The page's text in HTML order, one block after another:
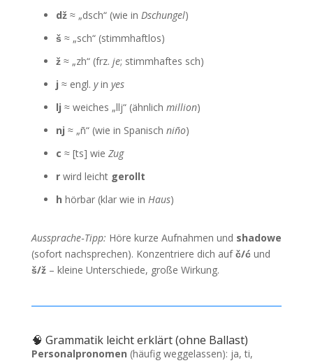
dž≈ „dsch“ (wie in Dschungel)
š ≈ „sch“ (stimmhaftlos)
ž≈ „zh“ (frz. je; stimmhaftes sch)
j ≈ engl. yin yes
lj ≈ weiches „llj“ (ähnlich million)
nj ≈ „ñ“ (wie in Spanisch niño)
c ≈ [ts] wie Zug
rwird leicht gerollt
h hörbar (klar wie in Haus)
Aussprache‑Tipp: Höre kurze Aufnahmen und shadowe
(sofort nachsprechen). Konzentriere dich aufč/ćund
š/ž– kleine Unterschiede, große Wirkung.
🧠 Grammatik leicht erklärt (ohne Ballast)
Personalpronomen (häufig weggelassen): ja, ti,